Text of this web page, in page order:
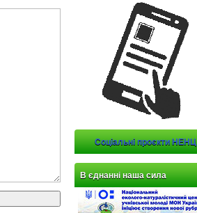
Соціальні проєкти НЕНЦ
В єднанні наша сила